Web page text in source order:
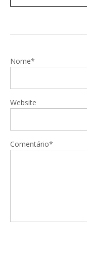
Nome*
Website
Comentário*